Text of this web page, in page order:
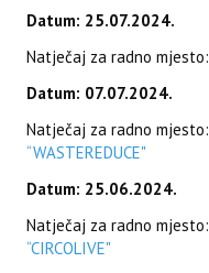
Datum: 25.07.2024.
Natječaj za radno mjesto:
Datum: 07.07.2024.
Natječaj za radno mjesto:
“WASTEREDUCE"
Datum: 25.06.2024.
Natječaj za radno mjesto:
“CIRCOLIVE"